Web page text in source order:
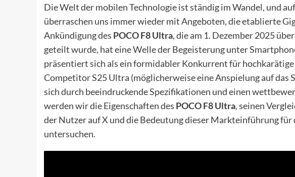
Die Welt der mobilen Technologie ist ständig im Wandel, und
überraschen uns immer wieder mit Angeboten, die etablierte
Ankündigung des POCO F8 Ultra, die am 1. Dezember 2025
geteilt wurde, hat eine Welle der Begeisterung unter
präsentiert sich als ein formidabler Konkurrent für
Competitor S25 Ultra (möglicherweise eine Anspielung auf das
sich durch beeindruckende Spezifikationen und einen
werden wir die Eigenschaften des POCO F8 Ultra, seinen
der Nutzer auf X und die Bedeutung dieser Markteinführung
untersuchen.